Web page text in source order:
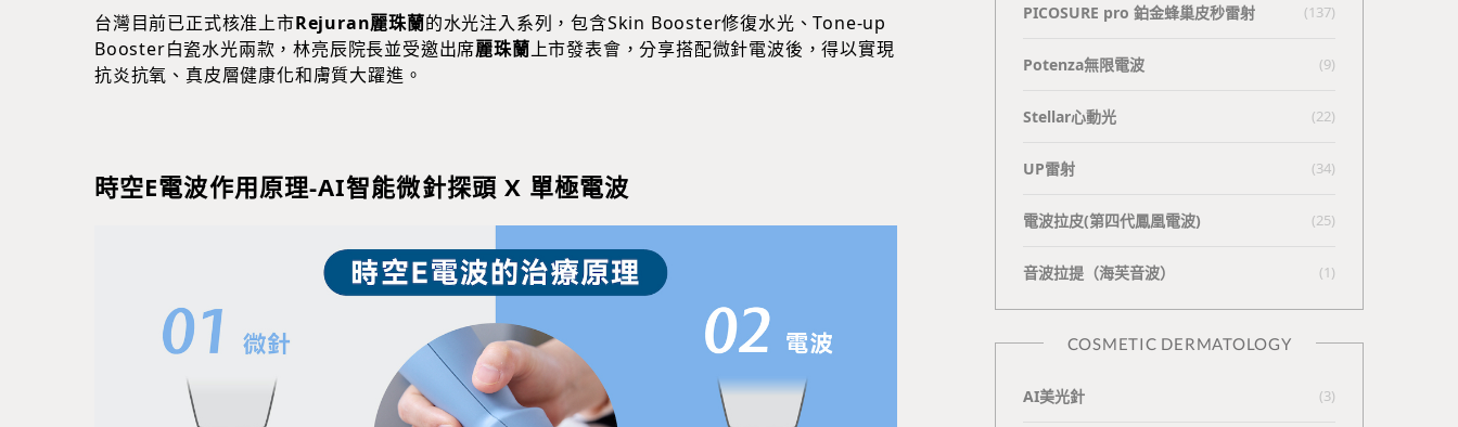
台灣目前已正式核准上市Rejuran麗珠蘭的水光注入系列，包含Skin Booster修復水光、Tone-up
Booster白瓷水光兩款，林亮辰院長並受邀出席麗珠蘭上市發表會，分享搭配微針電波後，得以實現
抗炎抗氧、真皮層健康化和膚質大躍進。
時空E電波作用原理-AI智能微針探頭 X 單極電波
PICOSURE pro 鉑金蜂巢皮秒雷射 (137)
Potenza無限電波 (9)
Stellar心動光 (22)
UP雷射 (34)
電波拉皮(第四代鳳凰電波) (25)
⾳波拉提（海芙⾳波） (1)
COSMETIC DERMATOLOGY
AI美光針 (3)